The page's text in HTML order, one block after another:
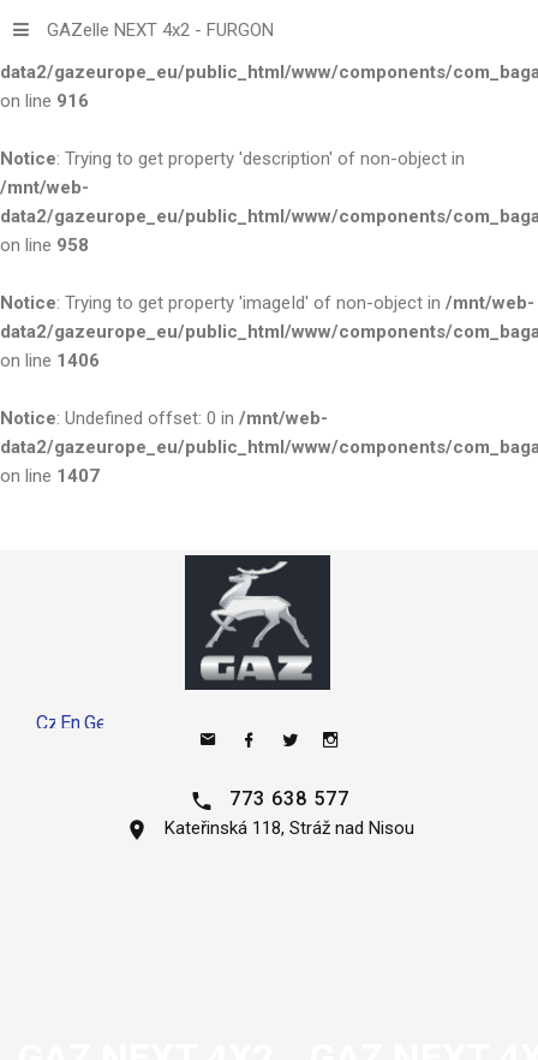
Notice: Trying to get property 'title' of non-object in
data2/gazeurope_eu/public_html/www/components/
on line 916
Notice: Trying to get property 'description' of non-object in
/mnt/web-
data2/gazeurope_eu/public_html/www/components/
on line 958
Notice: Trying to get property 'imageId' of non-object in /mnt/web-
data2/gazeurope_eu/public_html/www/components/
on line 1406
Notice: Undefined offset: 0 in /mnt/web-
data2/gazeurope_eu/public_html/www/components/
on line 1407
773 638 577
Kateřinská 118, Stráž nad Nisou
GAZelle NEXT 4x2 - FURGON